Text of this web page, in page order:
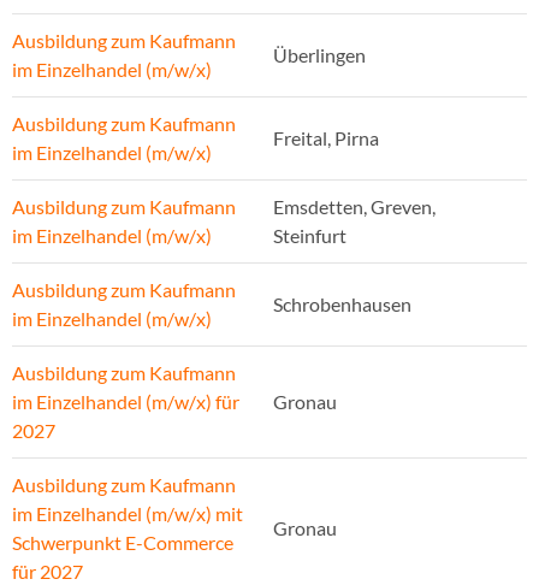
Ausbildung zum Kaufmann
im Einzelhandel (m/w/x)
Überlingen
Ausbildung zum Kaufmann
im Einzelhandel (m/w/x)
Freital, Pirna
Ausbildung zum Kaufmann
im Einzelhandel (m/w/x)
Emsdetten, Greven,
Steinfurt
Ausbildung zum Kaufmann
im Einzelhandel (m/w/x)
Schrobenhausen
Ausbildung zum Kaufmann
im Einzelhandel (m/w/x) für
2027
Gronau
Ausbildung zum Kaufmann
im Einzelhandel (m/w/x) mit
Schwerpunkt E-Commerce
für 2027
Gronau